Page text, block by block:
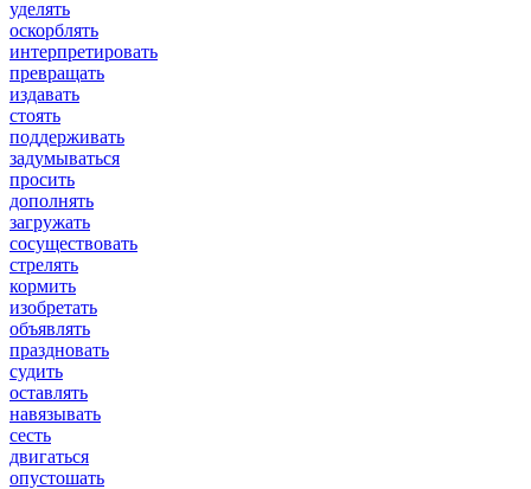
уделять
оскорблять
интерпретировать
превращать
издавать
стоять
поддерживать
задумываться
просить
дополнять
загружать
сосуществовать
стрелять
кормить
изобретать
объявлять
праздновать
судить
оставлять
навязывать
сесть
двигаться
опустошать